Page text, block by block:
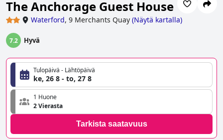
The Anchorage Guest House
Waterford, 9 Merchants Quay (Näytä kartalla)
7.2 Hyvä
Tulopäivä - Lähtöpäivä
ke, 26 8 - to, 27 8
1 Huone
2 Vierasta
Tarkista saatavuus